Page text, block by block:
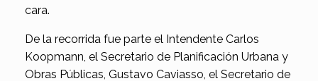
cara.
De la recorrida fue parte el Intendente Carlos
Koopmann, el Secretario de Planificación Urbana y
Obras Públicas, Gustavo Caviasso, el Secretario de